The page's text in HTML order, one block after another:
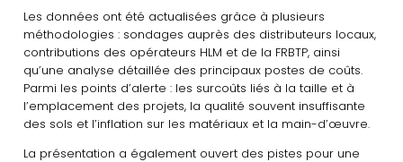
Les données ont été actualisées grâce à plusieurs
méthodologies : sondages auprès des distributeurs locaux,
contributions des opérateurs HLM et de la FRBTP, ainsi
qu’une analyse détaillée des principaux postes de coûts.
Parmi les points d’alerte : les surcoûts liés à la taille et à
l’emplacement des projets, la qualité souvent insuffisante
des sols et l’inflation sur les matériaux et la main-d’œuvre.
La présentation a également ouvert des pistes pour une